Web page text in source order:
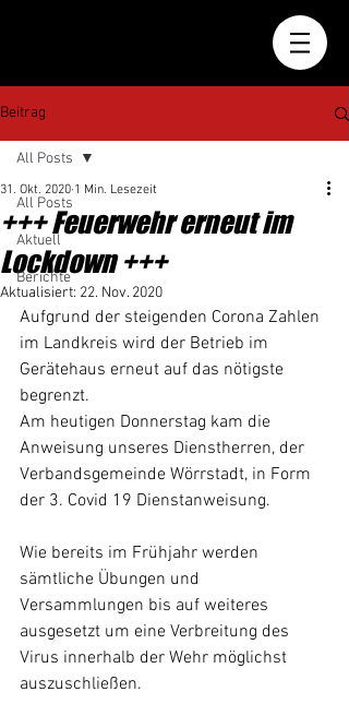
Beitrag
All Posts
Aktuell
Berichte
All Posts
+++ Feuerwehr erneut im
Lockdown +++
31. Okt. 2020 1 Min. Lesezeit
Aktualisiert: 22. Nov. 2020
Aufgrund der steigenden Corona Zahlen
im Landkreis wird der Betrieb im
Gerätehaus erneut auf das nötigste
begrenzt.
Am heutigen Donnerstag kam die
Anweisung unseres Dienstherren, der
Verbandsgemeinde Wörrstadt, in Form
der 3. Covid 19 Dienstanweisung.
Wie bereits im Frühjahr werden
sämtliche Übungen und
Versammlungen bis auf weiteres
ausgesetzt um eine Verbreitung des
Virus innerhalb der Wehr möglichst
auszuschließen.